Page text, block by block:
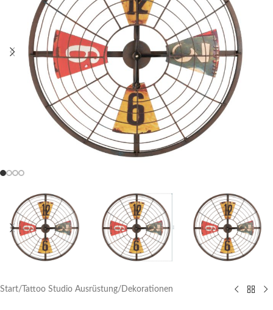
Start/ Tattoo Studio Ausrüstung/ Dekorationen